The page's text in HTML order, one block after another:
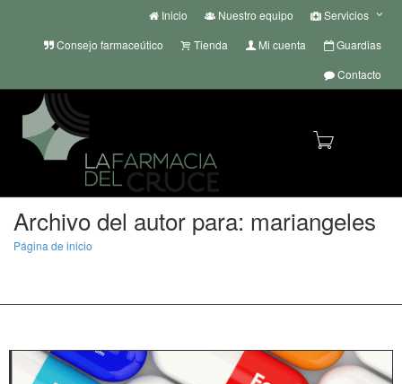
Inicio Nuestro equipo
Servicios
Consejo farmaceútico
Tienda Mi cuenta
Guardias
Contacto
Archivo del autor para: mariangeles
Página de inicio